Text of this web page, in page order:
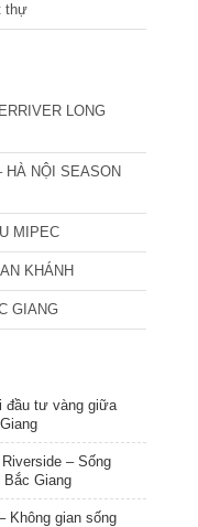
thự
LONG
HÀ NỘI SEASON
MIPEC
KHÁNH
GIANG
đầu tư vàng giữa
– Sống
Giang
Không gian sống